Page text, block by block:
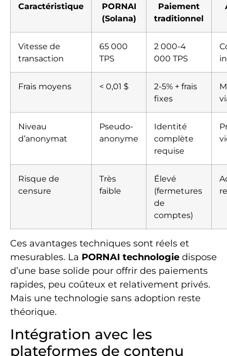
Caractéristique
PORNAI
(Solana)
Paiement
traditionnel
Vitesse de
transaction
65 000
TPS
2 000-4
000 TPS
Frais moyens < 0,01 $
2-5% + frais
fixes
Niveau
d’anonymat
Pseudo-
anonyme
Identité
complète
requise
Risque de
censure
Très
faible
Élevé
(fermetures
de
comptes)
Ces avantages techniques sont réels et
mesurables. La PORNAI technologie dispose
d’une base solide pour offrir des paiements
rapides, peu coûteux et relativement privés.
Mais une technologie sans adoption reste
théorique.
Intégration avec les
plateformes de contenu